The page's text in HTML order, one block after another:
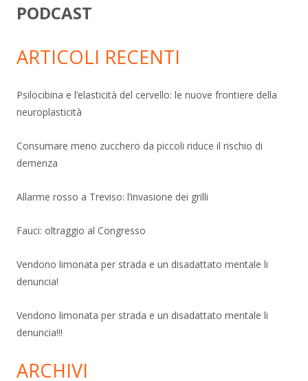
PODCAST
ARTICOLI RECENTI
Psilocibina e l’elasticità del cervello: le nuove frontiere della
neuroplasticità
Consumare meno zucchero da piccoli riduce il rischio di
demenza
Allarme rosso a Treviso: l’invasione dei grilli
Fauci: oltraggio al Congresso
Vendono limonata per strada e un disadattato mentale li
denuncia!
Vendono limonata per strada e un disadattato mentale li
denuncia!!!
ARCHIVI